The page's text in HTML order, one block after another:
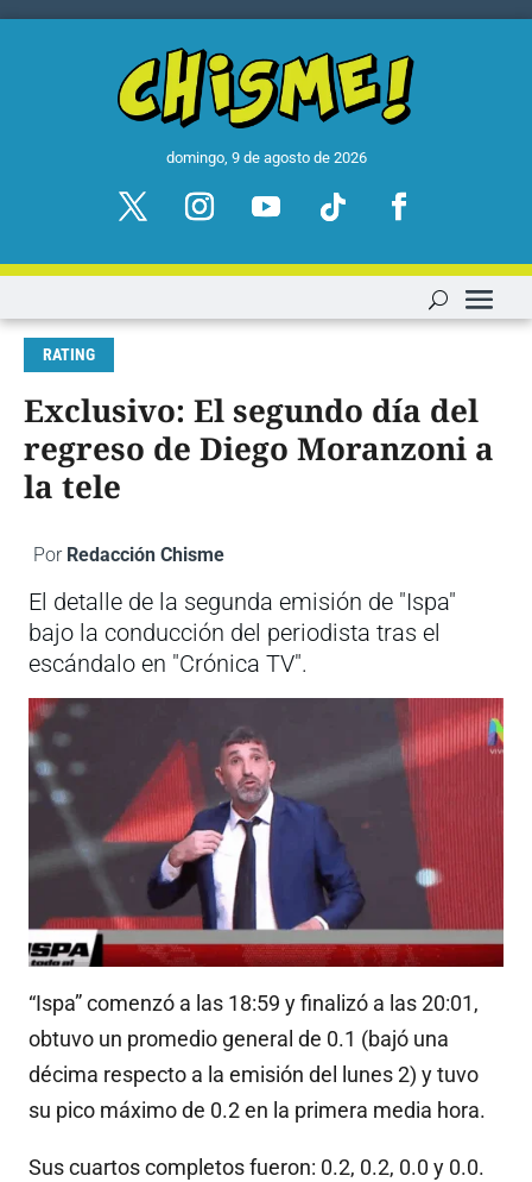
domingo, 9 de agosto de 2026
RATING
Exclusivo: El segundo día del
regreso de Diego Moranzoni a
la tele
Por Redacción Chisme
El detalle de la segunda emisión de "Ispa"
bajo la conducción del periodista tras el
escándalo en "Crónica TV".
“Ispa” comenzó a las 18:59 y finalizó a las 20:01,
obtuvo un promedio general de 0.1 (bajó una
décima respecto a la emisión del lunes 2) y tuvo
su pico máximo de 0.2 en la primera media hora.
Sus cuartos completos fueron: 0.2, 0.2, 0.0 y 0.0.